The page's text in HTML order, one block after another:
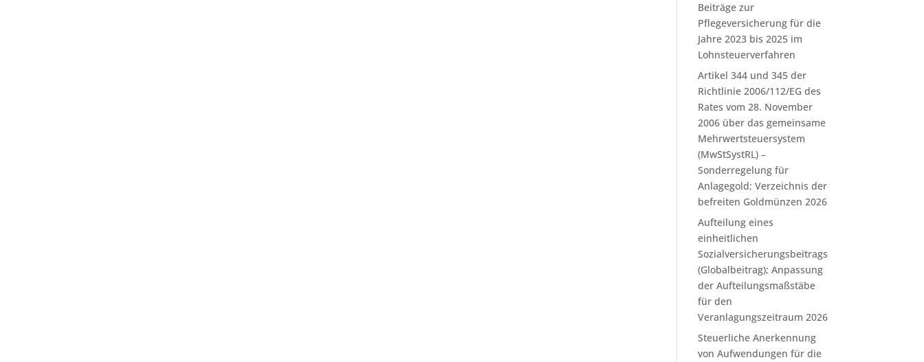
Beiträge zur
Pflegeversicherung für die
Jahre 2023 bis 2025 im
Lohnsteuerverfahren
Artikel 344 und 345 der
Richtlinie 2006/112/EG des
Rates vom 28. November
2006 über das gemeinsame
Mehrwertsteuersystem
(MwStSystRL) –
Sonderregelung für
Anlagegold; Verzeichnis der
befreiten Goldmünzen 2026
Aufteilung eines
einheitlichen
Sozialversicherungsbeitrags
(Globalbeitrag); Anpassung
der Aufteilungsmaßstäbe
für den
Veranlagungszeitraum 2026
Steuerliche Anerkennung
von Aufwendungen für die